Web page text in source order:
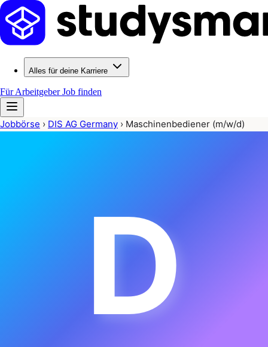
Alles für deine Karriere
Für ArbeitgeberJob finden
Jobbörse › DIS AG Germany › Maschinenbediener (m/w/d)
D